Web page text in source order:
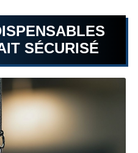
SÉCURISÉ